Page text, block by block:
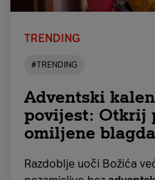
TRENDING
#TRENDING
Adventski
povijest: Otkrij
omiljene
Razdoblje uoči Božića